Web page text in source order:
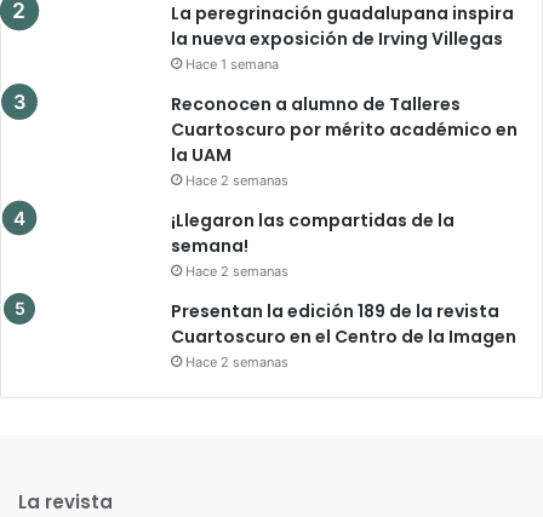
La peregrinación guadalupana inspira
la nueva exposición de Irving Villegas
Hace 1 semana
Reconocen a alumno de Talleres
Cuartoscuro por mérito académico en
la UAM
Hace 2 semanas
¡Llegaron las compartidas de la
semana!
Hace 2 semanas
Presentan la edición 189 de la revista
Cuartoscuro en el Centro de la Imagen
Hace 2 semanas
La revista